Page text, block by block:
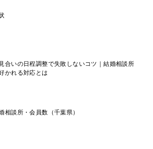
合いの日程調整で失敗しないコツ｜結婚相談所
かれる対応とは
相談所・会員数（千葉県）